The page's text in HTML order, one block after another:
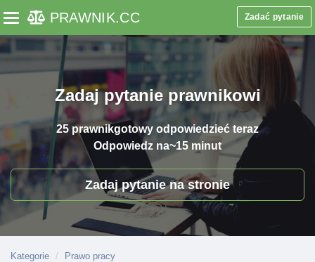
Toggle navigation
PRAWNIK.CC Zadać pytanie
Zadaj pytanie prawnikowi
25 prawnikgotowy odpowiedzieć teraz
Odpowiedz na~15 minut
Zadaj pytanie na stronie
Kategorie Prawo pracy